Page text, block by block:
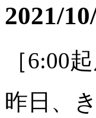
2021/
［6:00
昨日、